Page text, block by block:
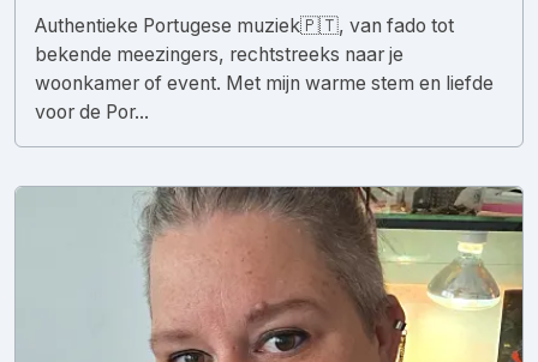
Authentieke Portugese muziek🇵🇹, van fado tot
bekende meezingers, rechtstreeks naar je
woonkamer of event. Met mijn warme stem en liefde
voor de Por...